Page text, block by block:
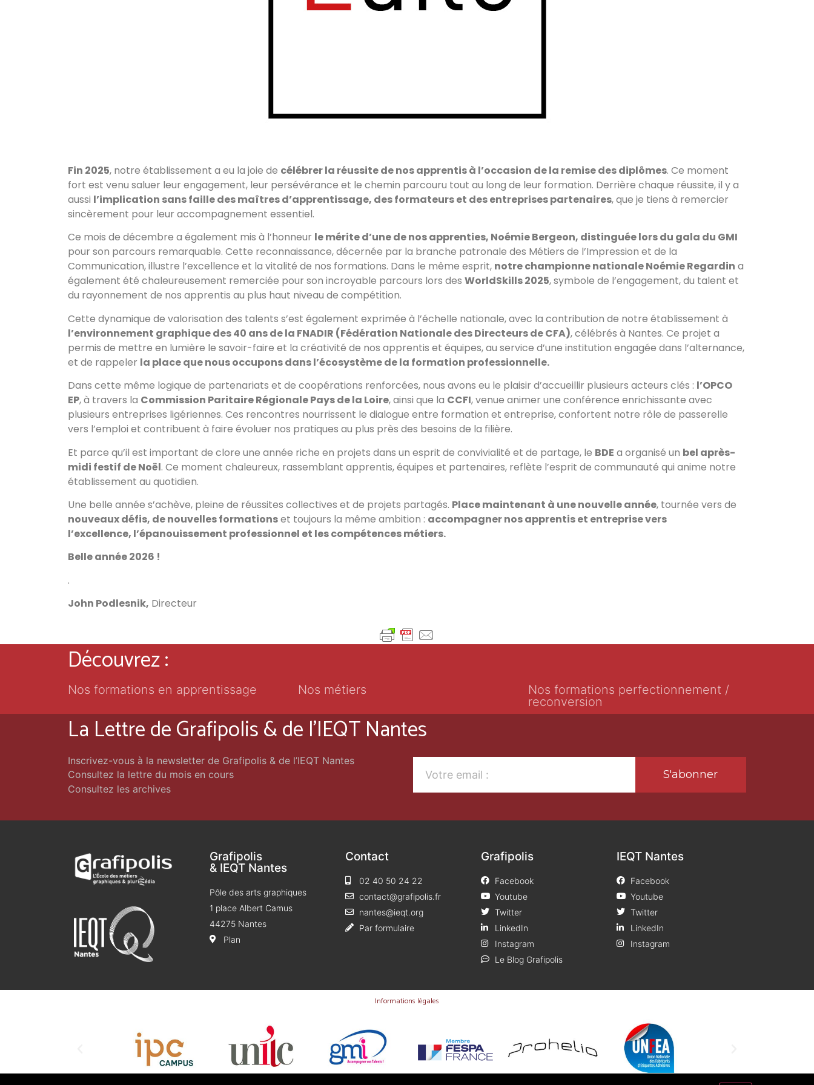
Fin 2025, notre établissement a eu la joie de célébrer la réussite de nos apprentis à l’occasion de la remise des diplômes. Ce moment
fort est venu saluer leur engagement, leur persévérance et le chemin parcouru tout au long de leur formation. Derrière chaque réussite, il y a
aussi l’implication sans faille des maîtres d’apprentissage, des formateurs et des entreprises partenaires, que je tiens à remercier
sincèrement pour leur accompagnement essentiel.
Ce mois de décembre a également mis à l’honneur le mérite d’une de nos apprenties, Noémie Bergeon, distinguée lors du gala du GMI
pour son parcours remarquable. Cette reconnaissance, décernée par la branche patronale des Métiers de l’Impression et de la
Communication, illustre l’excellence et la vitalité de nos formations. Dans le même esprit, notre championne nationale Noémie Regardin a
également été chaleureusement remerciée pour son incroyable parcours lors des WorldSkills 2025, symbole de l’engagement, du talent et
du rayonnement de nos apprentis au plus haut niveau de compétition.
Cette dynamique de valorisation des talents s’est également exprimée à l’échelle nationale, avec la contribution de notre établissement à
l’environnement graphique des 40 ans de la FNADIR (Fédération Nationale des Directeurs de CFA), célébrés à Nantes. Ce projet a
permis de mettre en lumière le savoir-faire et la créativité de nos apprentis et équipes, au service d’une institution engagée dans l’alternance,
et de rappeler la place que nous occupons dans l’écosystème de la formation professionnelle.
Dans cette même logique de partenariats et de coopérations renforcées, nous avons eu le plaisir d’accueillir plusieurs acteurs clés : l’OPCO
EP, à travers la Commission Paritaire Régionale Pays de la Loire, ainsi que la CCFI, venue animer une conférence enrichissante avec
plusieurs entreprises ligériennes. Ces rencontres nourrissent le dialogue entre formation et entreprise, confortent notre rôle de passerelle
vers l’emploi et contribuent à faire évoluer nos pratiques au plus près des besoins de la filière.
Et parce qu’il est important de clore une année riche en projets dans un esprit de convivialité et de partage, le BDE a organisé un bel après-
midi festif de Noël. Ce moment chaleureux, rassemblant apprentis, équipes et partenaires, reflète l’esprit de communauté qui anime notre
établissement au quotidien.
Une belle année s’achève, pleine de réussites collectives et de projets partagés. Place maintenant à une nouvelle année, tournée vers de
nouveaux défis, de nouvelles formationset toujours la même ambition : accompagner nos apprentis et entreprise vers
l’excellence, l’épanouissement professionnel et les compétences métiers.
Belle année 2026 !
.
John Podlesnik, Directeur
Découvrez :
Nos formations en apprentissage Nos métiers
Nos formations perfectionnement /
reconversion
La Lettre de Grafipolis & de l'IEQT Nantes
Inscrivez-vous à la newsletter de Grafipolis & de l’IEQT Nantes
Consultez la lettre du mois en cours
Consultez les archives
S'abonner
Grafipolis
& IEQT Nantes
Pôle des arts graphiques
1 place Albert Camus
44275 Nantes
Plan
Contact
02 40 50 24 22
contact@grafipolis.fr
nantes@ieqt.org
Par formulaire
Grafipolis
Facebook
Youtube
Twitter
LinkedIn
Instagram
Le Blog Grafipolis
IEQT Nantes
Facebook
Youtube
Twitter
LinkedIn
Instagram
Informations légales